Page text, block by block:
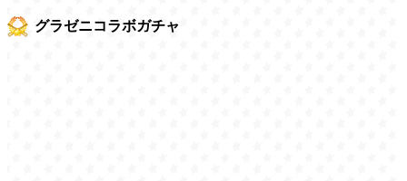
グラゼニコラボガチャ